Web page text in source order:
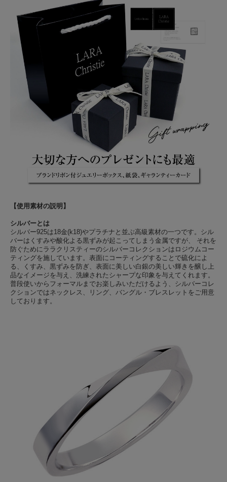
【使用素材の説明】
シルバーとは
シルバー925は18金(k18)やプラチナと並ぶ高級素材の一つです。シル
バーはくすみや酸化よる黒ずみが起こってしまう金属ですが、 それを
防ぐためにララクリスティーのシルバーコレクションはロジウムコー
ティングを施しています。表面にコーティングすることで硫化によ
る、くすみ、黒ずみを防ぎ、表面に美しい白銀の美しい輝きを醸し上
品なイメージを与え、洗練されたシャープな印象を与えてくれます。
普段使いからフォーマルまでお楽しみいただけるよう、シルバーコレ
クションではネックレス、リング、バングル・ブレスレットをご用意
しております。